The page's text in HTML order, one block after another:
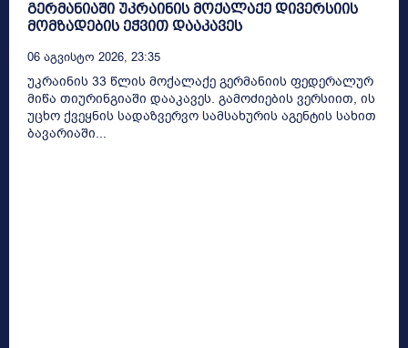
გერმანიაში უკრაინის მოქალაქე დივერსიის
მომზადების ეჭვით დააკავეს
06 Აგვისტო 2026, 23:35
უკრაინის 33 წლის მოქალაქე გერმანიის ფედერალურ
მიწა თიურინგიაში დააკავეს. გამოძიების ვერსიით, ის
უცხო ქვეყნის სადაზვერვო სამსახურის აგენტის სახით
ბავარიაში...